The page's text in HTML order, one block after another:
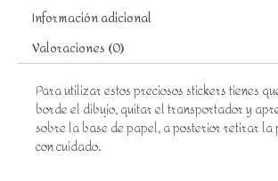
Información adicional
Valoraciones (0)
Para utilizar estos preciosos stickers tienes
borde el dibujo, quitar el transportador y
sobre la base de papel, a posterior retirar
con cuidado.